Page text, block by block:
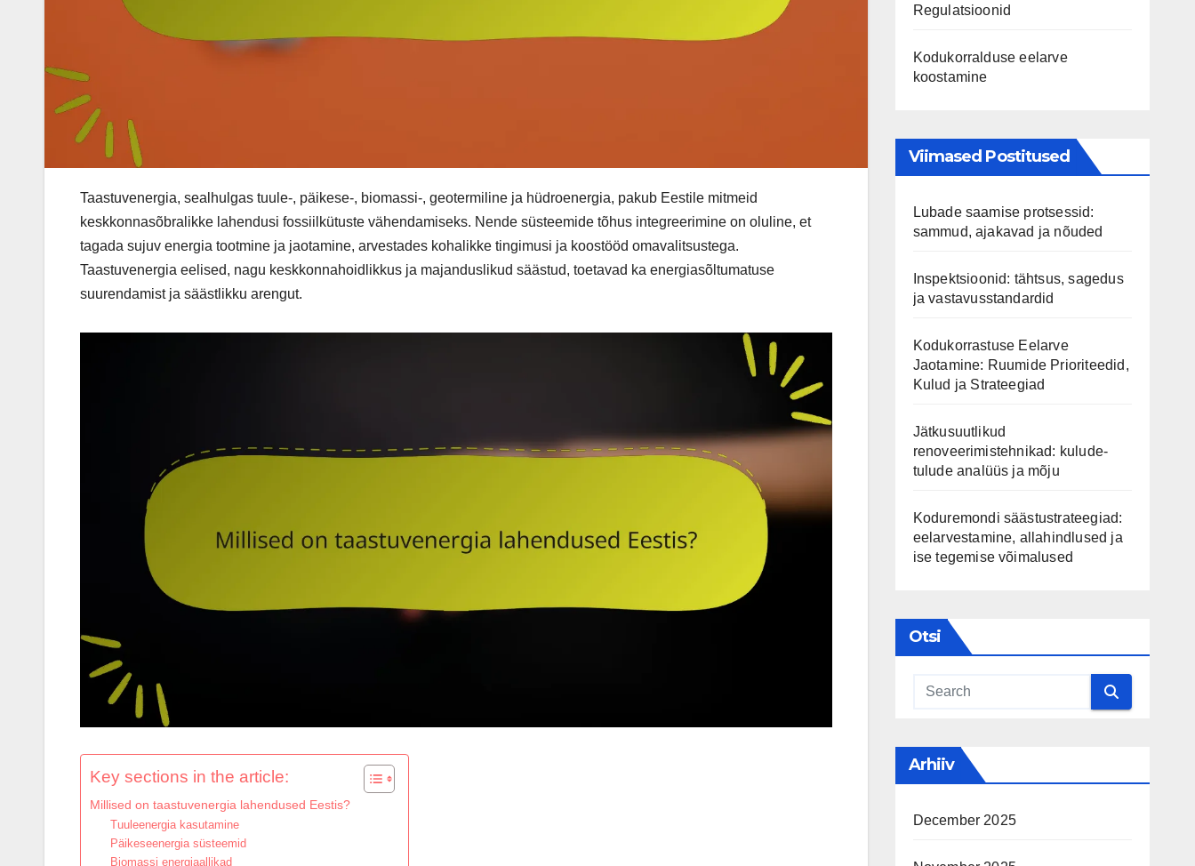
Taastuvenergia, sealhulgas tuule-, päikese-, biomassi-, geotermiline ja hüdroenergia, pakub Eestile mitmeid
keskkonnasõbralikke lahendusi fossiilkütuste vähendamiseks. Nende süsteemide tõhus integreerimine on oluline, et
tagada sujuv energia tootmine ja jaotamine, arvestades kohalikke tingimusi ja koostööd omavalitsustega.
Taastuvenergia eelised, nagu keskkonnahoidlikkus ja majanduslikud säästud, toetavad ka energiasõltumatuse
suurendamist ja säästlikku arengut.
Key sections in the article:
Millised on taastuvenergia lahendused Eestis?
Tuuleenergia kasutamine
Päikeseenergia süsteemid
Biomassi energiaallikad
Regulatsioonid
Kodukorralduse eelarve
koostamine
Viimased Postitused
Lubade saamise protsessid:
sammud, ajakavad ja nõuded
Inspektsioonid: tähtsus, sagedus
ja vastavusstandardid
Kodukorrastuse Eelarve
Jaotamine: Ruumide Prioriteedid,
Kulud ja Strateegiad
Jätkusuutlikud
renoveerimistehnikad: kulude-
tulude analüüs ja mõju
Koduremondi säästustrateegiad:
eelarvestamine, allahindlused ja
ise tegemise võimalused
Otsi
Arhiiv
December 2025